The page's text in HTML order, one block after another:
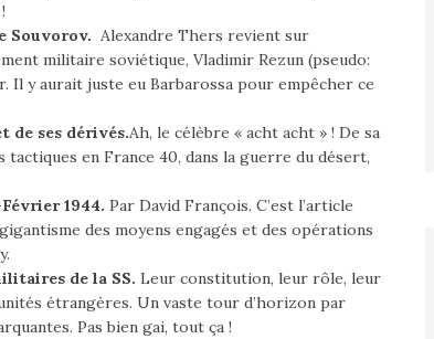
!
Souvorov. Alexandre Thers revient sur
militaire soviétique, Vladimir Rezun (pseudo:
y aurait juste eu Barbarossa pour empêcher ce
de ses dérivés.Ah, le célèbre « acht acht » ! De sa
en France 40, dans la guerre du désert,
1944. Par David François. C’est l’article
des moyens engagés et des opérations
de la SS. Leur constitution, leur rôle, leur
étrangères. Un vaste tour d’horizon par
Pas bien gai, tout ça !